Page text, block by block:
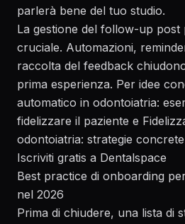
parlerà bene del tuo studio.
La gestione del follow-up post
cruciale. Automazioni,
raccolta del feedback
prima esperienza. Per idee
automatico in odontoiatria:
fidelizzare il paziente e
odontoiatria: strategie
Iscriviti gratis a Dentalspace
Best practice di onboarding
nel 2026
Prima di chiudere, una lista di